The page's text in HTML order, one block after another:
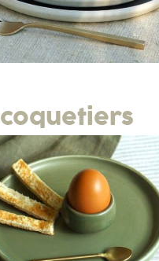
coquetiers